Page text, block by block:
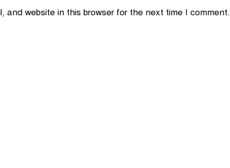
and website in this browser for the next time I comment.